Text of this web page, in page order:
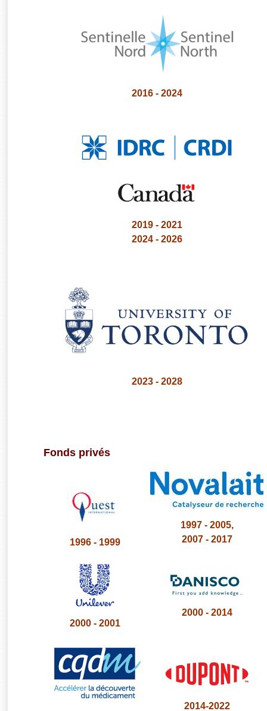
2016 - 2024
2019 - 2021
2024 - 2026
2023 - 2028
Fonds privés
1996 - 1999
1997 - 2005,
2007 - 2017
2000 - 2001
2000 - 2014
2014-2022